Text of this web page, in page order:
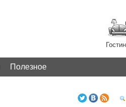
Полезное